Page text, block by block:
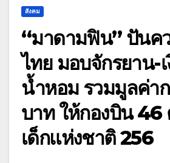
สังคม
“มาดามฟิน” ปันค
ไทย มอบจักรยาน-
น้ำหอม รวมมูลค่า
บาท ให้กองบิน 46
เด็กแห่งชาติ 256